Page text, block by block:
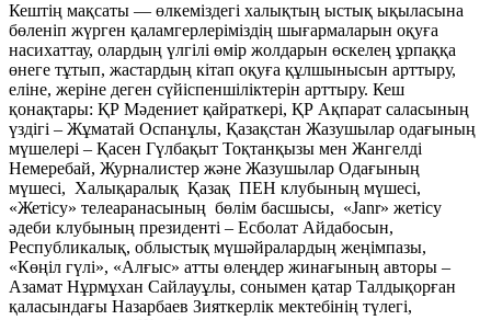
Кештің мақсаты — өлкеміздегі халықтың ыстық ықыласына
бөленіп жүрген қаламгерлеріміздің шығармаларын оқуға
насихаттау, олардың үлгілі өмір жолдарын өскелең ұрпаққа
өнеге тұтып, жастардың кітап оқуға құлшынысын арттыру,
еліне, жеріне деген сүйіспеншіліктерін арттыру. Кеш
қонақтары: ҚР Мәдениет қайраткері, ҚР Ақпарат саласының
үздігі – Жұматай Оспанұлы, Қазақстан Жазушылар одағының
мүшелері – Қасен Гүлбақыт Тоқтанқызы мен Жангелді
Немеребай, Журналистер және Жазушылар Одағының
мүшесі, Халықаралық Қазақ ПЕН клубының мүшесі,
«Жетісу» телеаранасының бөлім басшысы, «Janr» жетісу
әдеби клубының президенті – Есболат Айдабосын,
Республикалық, облыстық мүшәйралардың жеңімпазы,
«Көңіл гүлі», «Алғыс» атты өлеңдер жинағының авторы –
Азамат Нұрмұхан Сайлауұлы, сонымен қатар Талдықорған
қаласындағы Назарбаев Зияткерлік мектебінің түлегі,